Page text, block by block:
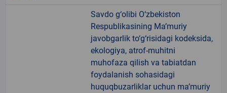
Savdo g‘olibi O‘zbekiston
Respublikasining Ma’muriy
javobgarlik to‘g‘risidagi kodeksida,
ekologiya, atrof-muhitni
muhofaza qilish va tabiatdan
foydalanish sohasidagi
huquqbuzarliklar uchun ma’muriy